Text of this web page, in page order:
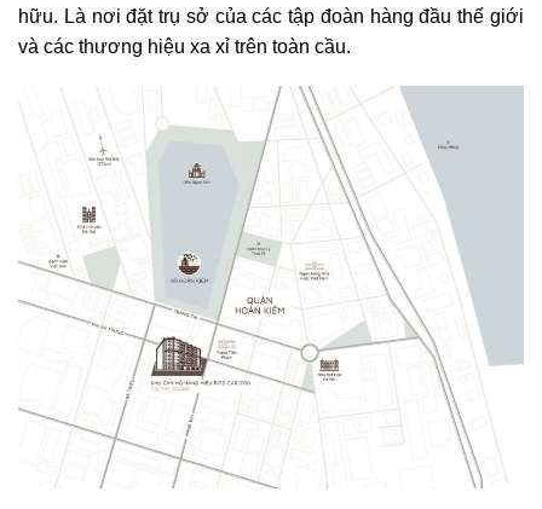
hữu. Là nơi đặt trụ sở của các tập đoàn hàng đầu thế giới
và các thương hiệu xa xỉ trên toàn cầu.